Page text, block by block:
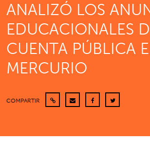
ANALIZÓ LOS
EDUCACIONALES
CUENTA PÚBLICA
MERCURIO
COMPARTIR